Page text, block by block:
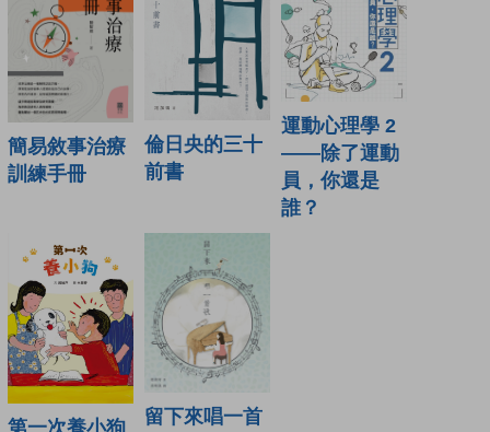
簡易敘事治療
訓練手冊
倫日央的三十
前書
運動心理學 2
——除了運動
員，你還是
誰？
留下來唱一首